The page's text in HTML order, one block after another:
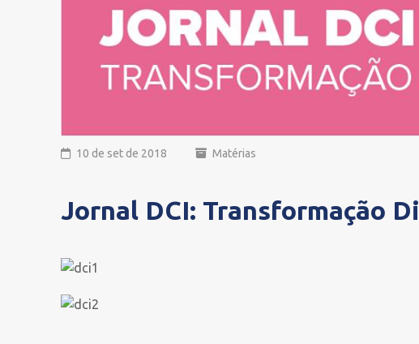
10 de set de 2018 Matérias
Jornal DCI: Transformação